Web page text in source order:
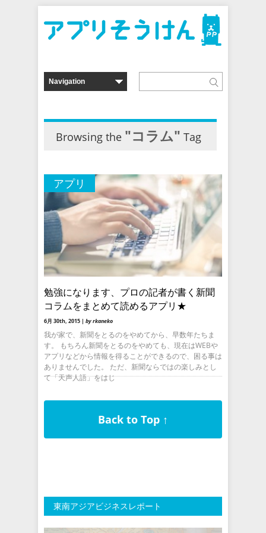
Browsing the "コラム" Tag
アプリ
勉強になります、プロの記者が書く新聞
コラムをまとめて読めるアプリ★
6月 30th, 2015 | by rkaneko
我が家で、新聞をとるのをやめてから、早数年たちま
す。 もちろん新聞をとるのをやめても、現在はWEBや
アプリなどから情報を得ることができるので、困る事は
ありませんでした。 ただ、新聞ならではの楽しみとし
て「天声人語」をはじ
Back to Top ↑
東南アジアビジネスレポート